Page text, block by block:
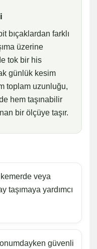
bıçaklardan farklı
üzerine
tok bir his
günlük kesim
toplam uzunluğu,
hem taşınabilir
bir ölçüye taşır.
kemerde veya
taşımaya yardımcı
güvenli